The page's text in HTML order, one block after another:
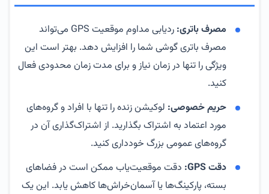
مصرف باتری:
ردیابی مداوم موقعیت GPS می‌تواند
مصرف باتری گوشی شما را افزایش دهد. بهتر است این
ویژگی را تنها در زمان نیاز و برای مدت زمان محدودی فعال
کنید.
حریم خصوصی: لوکیشن زنده را تنها با افراد و گروه‌های
مورد اعتماد به اشتراک بگذارید. از اشتراک‌گذاری آن در
گروه‌های عمومی بزرگ خودداری کنید.
دقت GPS:
دقت موقعیت‌یاب ممکن است در فضاهای
بسته، پارکینگ‌ها یا آسمان‌خراش‌ها کاهش یابد. این یک